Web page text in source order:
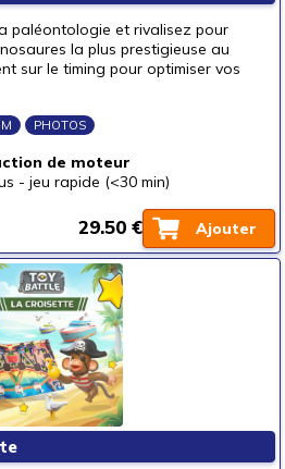
paléontologie et rivalisez pour
la plus prestigieuse au
sur le timing pour optimiser vos
PHOTOS
de moteur
- jeu rapide (<30 min)
Ajouter
29.50 €